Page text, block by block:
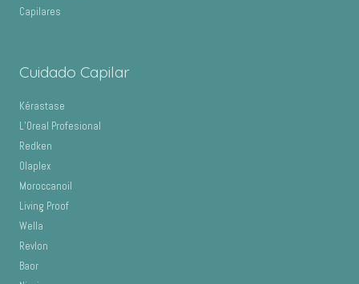
Capilares
Cuidado Capilar
Kérastase
L’Oreal Profesional
Redken
Olaplex
Moroccanoil
Living Proof
Wella
Revlon
Baor